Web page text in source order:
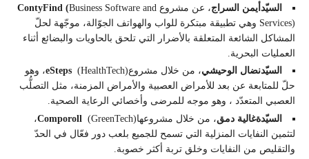
السيّد أيمن السراج، عن مشروع ContyFind (Business Software and
Services) وهي تطبيقة مبتكرة للواب والهواتف الجوّالة، موجّهة لحلّ
المشاكل الشائعة المتعلقة بالأضرار التي تلحق بالحاويات والبضائع أثناء
العمليات البحرية.
السيّدنضال الوحيشي، من خلال مشروع eSteps(HealthTech)، وهو
حلّ للمتابعة عن بعد للأمراض العصبية والأمراض المزمنة، مثل التصلُّب
العصبي المتعدّد ، وهو موجه للمرضى وأخصائي الرعاية الصحية.
السيّدةغالية دمق، من خلال مشروعها Comporoll(GreenTech)،
لتثمين النفايات المنزلية التي تسمح للجميع بلعب دور فعّال في الحدّ
والتقليص من النفايات وخلق تربة أكثر خصوبة.